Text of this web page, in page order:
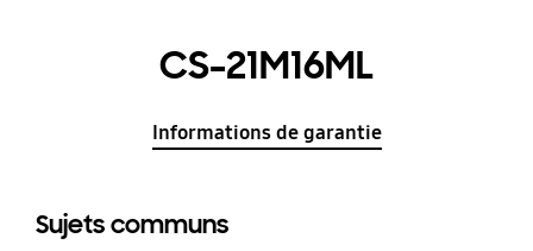
CS-21M16ML
Informations de garantie
Sujets communs